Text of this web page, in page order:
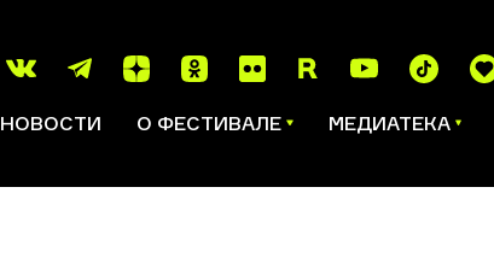
НОВОСТИ О ФЕСТИВАЛЕ МЕДИАТЕКА